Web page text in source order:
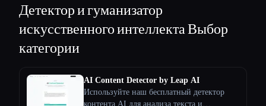
Детектор и гуманизатор
искусственного интеллектаВыбор
категории
AI Content Detector by Leap AI
Используйте наш бесплатный детектор
контента AI для анализа текста и